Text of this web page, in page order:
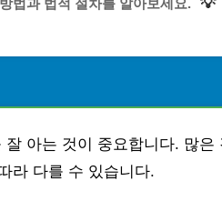
아는 것이 중요합니다. 많은
라 다를 수 있습니다.